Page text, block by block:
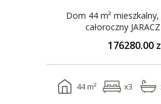
Dom 44 m²
całoroczny
176280.00
44 m² x3